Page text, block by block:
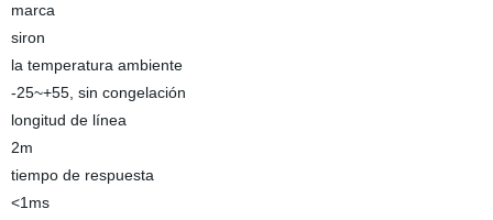
marca
siron
la temperatura ambiente
-25~+55, sin congelación
longitud de línea
2m
tiempo de respuesta
<1ms